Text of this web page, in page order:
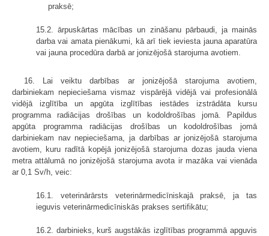
praksē;
15.2. ārpuskārtas mācības un zināšanu pārbaudi, ja mainās
darba vai amata pienākumi, kā arī tiek ieviesta jauna aparatūra
vai jauna procedūra darbā ar jonizējošā starojuma avotiem.
16. Lai veiktu darbības ar jonizējošā starojuma avotiem,
darbiniekam nepieciešama vismaz vispārējā vidējā vai profesionālā
vidējā izglītība un apgūta izglītības iestādes izstrādāta kursu
programma radiācijas drošības un kodoldrošības jomā. Papildus
apgūta programma radiācijas drošības un kodoldrošības jomā
darbiniekam nav nepieciešama, ja darbības ar jonizējošā starojuma
avotiem, kuru radītā kopējā jonizējošā starojuma dozas jauda viena
metra attālumā no jonizējošā starojuma avota ir mazāka vai vienāda
ar 0,1 Sv/h, veic:
16.1. veterinārārsts veterinārmedicīniskajā praksē, ja tas
ieguvis veterinārmedicīniskās prakses sertifikātu;
16.2. darbinieks, kurš augstākās izglītības programmā apguvis